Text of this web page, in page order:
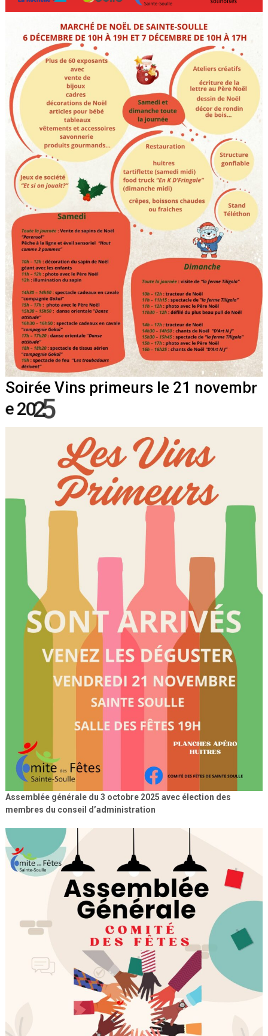
Soirée Vins primeurs le 21 novembr
e 2025
Assemblée générale du 3 octobre 2025 avec élection des
membres du conseil d’administration